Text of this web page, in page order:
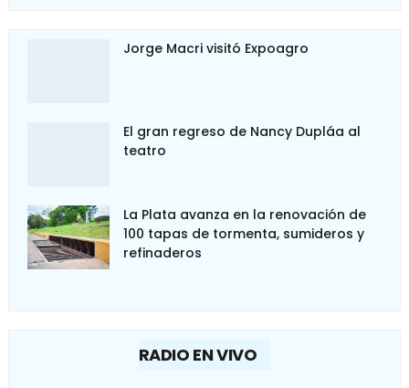
Jorge Macri visitó Expoagro
El gran regreso de Nancy Dupláa al
teatro
La Plata avanza en la renovación de
100 tapas de tormenta, sumideros y
refinaderos
RADIO EN VIVO